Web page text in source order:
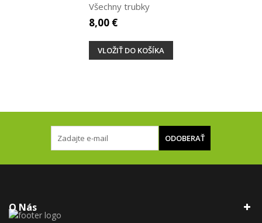
Všechny trubky
8,00 €
VLOŽIŤ DO KOŠÍKA
O Nás
ODOBERAŤ